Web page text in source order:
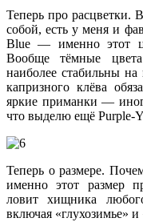
Теперь про расцветки.
собой, есть у меня и
Blue — именно этот
Вообще тёмные
наиболее стабильны
капризного клёва
яркие приманки —
что выделю ещё Purple-
Теперь о размере.
именно этот размер
ловит хищника
включая «глухозимье» и